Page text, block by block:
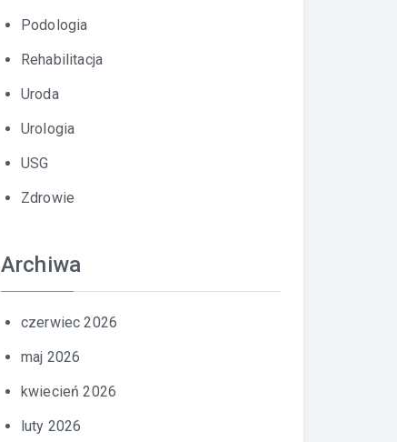
Podologia
Rehabilitacja
Uroda
Urologia
USG
Zdrowie
Archiwa
czerwiec 2026
maj 2026
kwiecień 2026
luty 2026